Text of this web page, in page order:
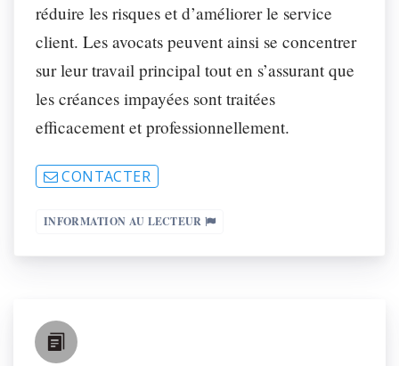
réduire les risques et d’améliorer le service
client. Les avocats peuvent ainsi se concentrer
sur leur travail principal tout en s’assurant que
les créances impayées sont traitées
efficacement et professionnellement.
CONTACTER
INFORMATION AU LECTEUR